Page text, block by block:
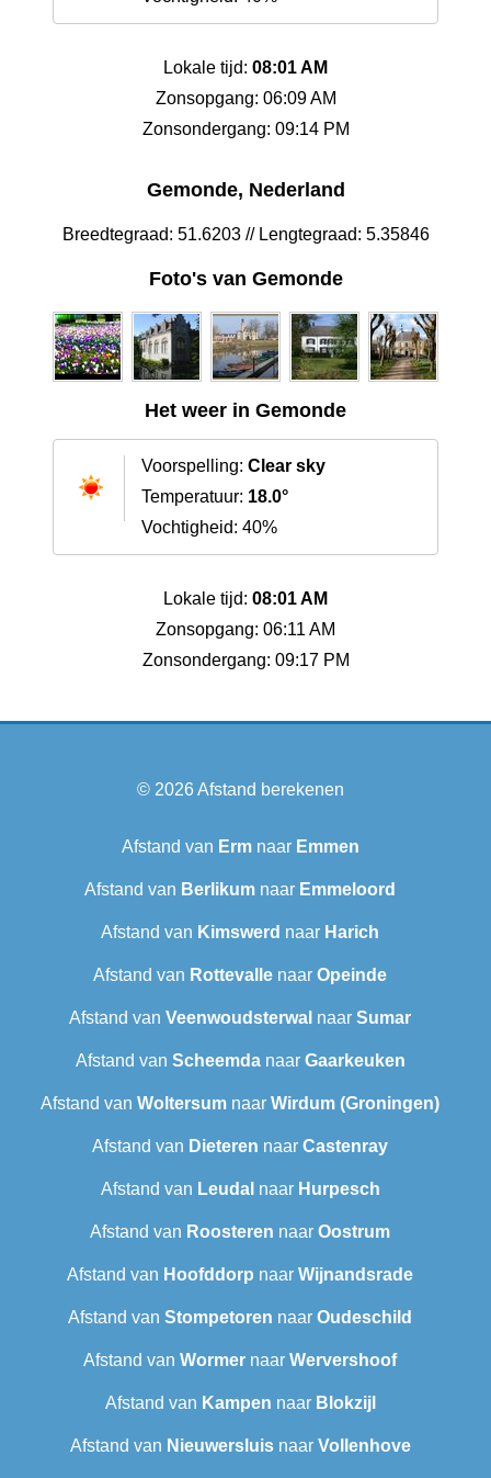
Lokale tijd: 08:01 AM
Zonsopgang: 06:09 AM
Zonsondergang: 09:14 PM
Gemonde, Nederland
Breedtegraad: 51.6203 // Lengtegraad: 5.35846
Foto's van Gemonde
Het weer in Gemonde
Voorspelling: Clear sky
Temperatuur: 18.0°
Vochtigheid: 40%
Lokale tijd: 08:01 AM
Zonsopgang: 06:11 AM
Zonsondergang: 09:17 PM
© 2026Afstand berekenen
Afstand van Ermnaar Emmen
Afstand van Berlikum naar Emmeloord
Afstand van Kimswerd naar Harich
Afstand van Rottevalle naar Opeinde
Afstand van Veenwoudsterwal naar Sumar
Afstand van Scheemdanaar Gaarkeuken
Afstand van Woltersum naar Wirdum (Groningen)
Afstand van Dieteren naar Castenray
Afstand van Leudal‎ naar Hurpesch
Afstand van Roosteren naar Oostrum
Afstand van Hoofddorp naar Wijnandsrade
Afstand van Stompetoren naar Oudeschild
Afstand van Wormer naar Wervershoof
Afstand van Kampen naar Blokzijl
Afstand van Nieuwersluisnaar Vollenhove